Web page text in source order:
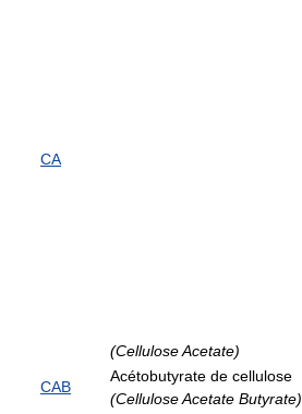
CA
(Cellulose Acetate)
CAB
Acétobutyrate de cellulose
(Cellulose Acetate Butyrate)